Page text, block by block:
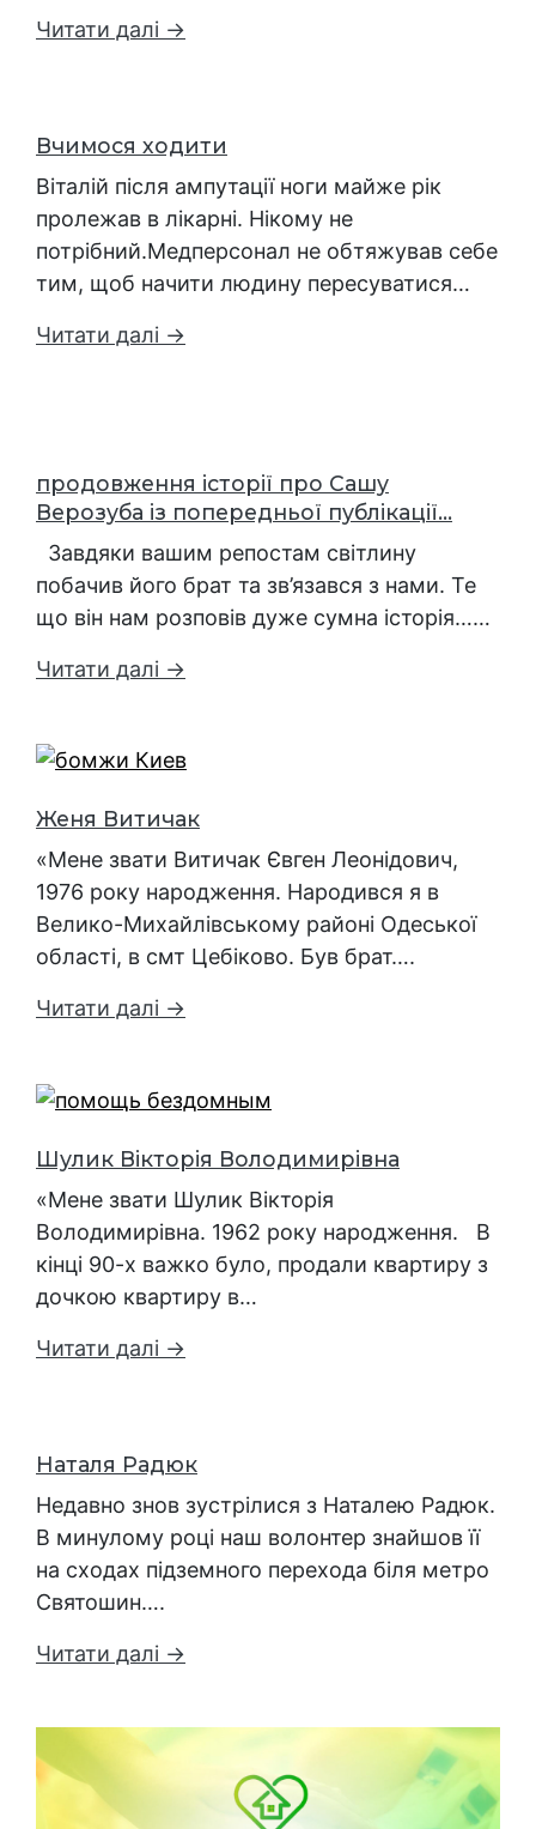
Читати далі →
Вчимося ходити
Віталій після ампутації ноги майже рік
пролежав в лікарні. Нікому не
потрібний.Медперсонал не обтяжував себе
тим, щоб начити людину пересуватися…
Читати далі →
продовження історії про Сашу
Верозуба із попередньої публікації...
Завдяки вашим репостам світлину
побачив його брат та зв’язався з нами. Те
що він нам розповів дуже сумна історія……
Читати далі →
Женя Витичак
«Мене звати Витичак Євген Леонідович,
1976 року народження. Народився я в
Велико-Михайлівському районі Одеської
області, в смт Цебіково. Був брат….
Читати далі →
Шулик Вікторія Володимирівна
«Мене звати Шулик Вікторія
Володимирівна. 1962 року народження. В
кінці 90-х важко було, продали квартиру з
дочкою квартиру в…
Читати далі →
Наталя Радюк
Недавно знов зустрілися з Наталею Радюк.
В минулому році наш волонтер знайшов її
на сходах підземного перехода біля метро
Святошин….
Читати далі →